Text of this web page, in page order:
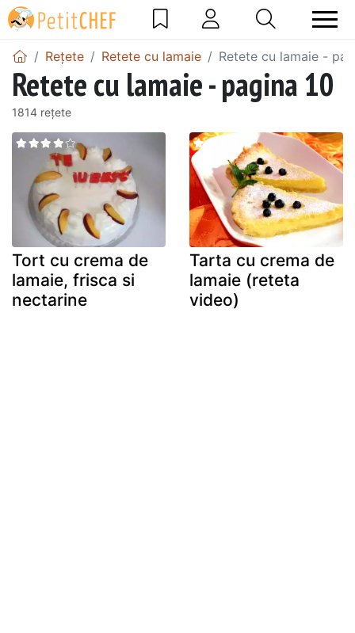
Rețete Retete cu lamaie Retete cu lamaie -
Retete cu lamaie - pagina 10
1814 rețete
Tort cu crema de
lamaie, frisca si
nectarine
Tarta cu crema de
lamaie (reteta
video)